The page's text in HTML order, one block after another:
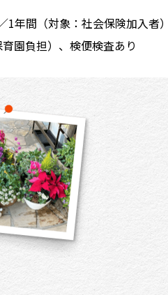
間（対象：社会保険加入者）
園負担）、検便検査あり